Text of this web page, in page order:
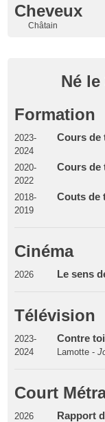
Cheveux
Châtain
Né le
Formation
2023-
2024
Cours de
2020-
2022
Cours de
2018-
2019
Couts de
Cinéma
2026 Le sens
Télévision
2023-
2024
Contre
Lamotte -
Court
2026 Rapport